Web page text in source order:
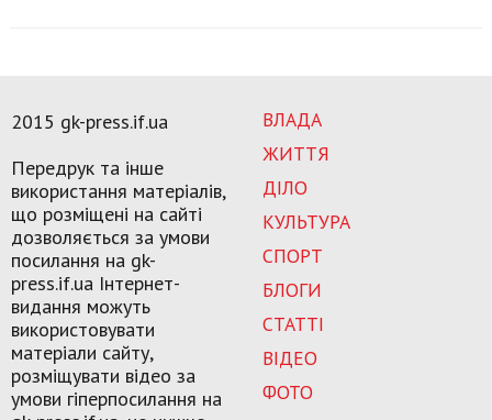
ВЛАДА
ЖИТТЯ
ДІЛО
КУЛЬТУРА
СПОРТ
БЛОГИ
СТАТТІ
ВІДЕО
ФОТО
2015 gk-press.if.ua
Передрук та інше
використання матеріалів,
що розміщені на сайті
дозволяється за умови
посилання на gk-
press.if.ua Інтернет-
видання можуть
використовувати
матеріали сайту,
розміщувати відео за
умови гіперпосилання на